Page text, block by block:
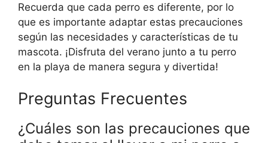
Recuerda que cada perro es diferente, por lo
que es importante adaptar estas precauciones
según las necesidades y características de tu
mascota. ¡Disfruta del verano junto a tu perro
en la playa de manera segura y divertida!
Preguntas Frecuentes
¿Cuáles son las precauciones que